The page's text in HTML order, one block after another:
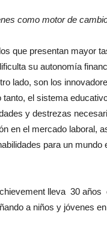
como motor de
que presentan mayor
su autonomía
lado, son los
tanto, el sistema
y destrezas
en el mercado laboral,
para un mundo
lleva 30 años
a niños y jóvenes